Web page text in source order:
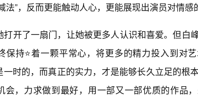
法”，反而更能触动人心，更能展现出演员对情感
打开了一扇门，让她被更多人认识和喜爱。但白
保持⭐着一颗平常心，将更多的精力投入到对
时的，而真正的实力，才是能够长久立足的根
会，力求做到最好，用一部又一部优质的作品